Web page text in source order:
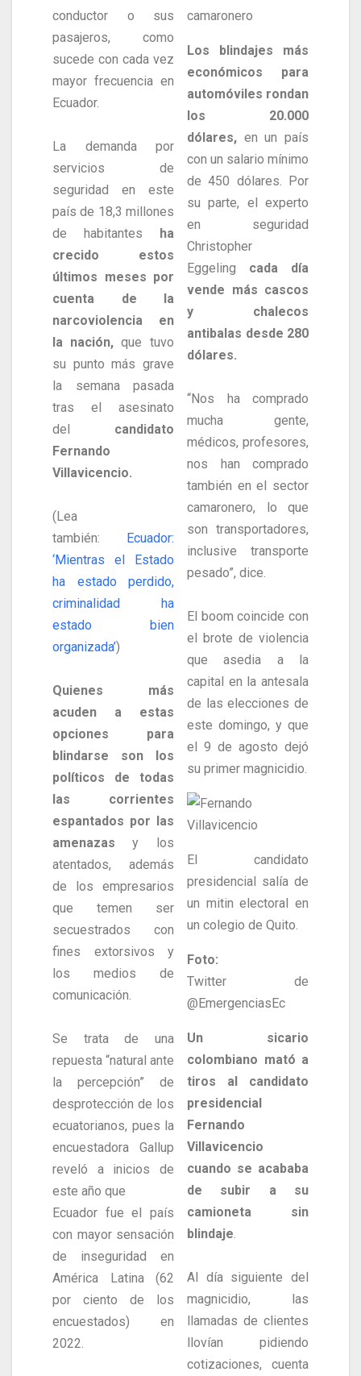
conductor o sus
pasajeros, como
sucede con cada vez
mayor frecuencia en
Ecuador.
La demanda por
servicios de
seguridad en este
país de 18,3 millones
de habitantes ha
crecido estos
últimos meses por
cuenta de la
narcoviolencia en
la nación, que tuvo
su punto más grave
la semana pasada
tras el asesinato
del candidato
Fernando
Villavicencio.
(Lea
también: Ecuador:
‘Mientras el Estado
ha estado perdido,
criminalidad ha
estado bien
organizada’)
Quienes más
acuden a estas
opciones para
blindarse son los
políticos de todas
las corrientes
espantados por las
amenazas y los
atentados, además
de los empresarios
que temen ser
secuestrados con
fines extorsivos y
los medios de
comunicación.
Se trata de una
repuesta “natural ante
la percepción” de
desprotección de los
ecuatorianos, pues la
encuestadora Gallup
reveló a inicios de
este año que
Ecuador fue el país
con mayor sensación
de inseguridad en
América Latina (62
por ciento de los
encuestados) en
2022.
camaronero
Los blindajes más
económicos para
automóviles rondan
los 20.000
dólares, en un país
con un salario mínimo
de 450 dólares. Por
su parte, el experto
en seguridad
Christopher
Eggeling cada día
vende más cascos
y chalecos
antibalas desde 280
dólares.
“Nos ha comprado
mucha gente,
médicos, profesores,
nos han comprado
también en el sector
camaronero, lo que
son transportadores,
inclusive transporte
pesado”, dice.
El boom coincide con
el brote de violencia
que asedia a la
capital en la antesala
de las elecciones de
este domingo, y que
el 9 de agosto dejó
su primer magnicidio.
El candidato
presidencial salía de
un mitin electoral en
un colegio de Quito.
Foto:
Twitter de
@EmergenciasEc
Un sicario
colombiano mató a
tiros al candidato
presidencial
Fernando
Villavicencio
cuando se acababa
de subir a su
camioneta sin
blindaje.
Al día siguiente del
magnicidio, las
llamadas de clientes
llovían pidiendo
cotizaciones, cuenta